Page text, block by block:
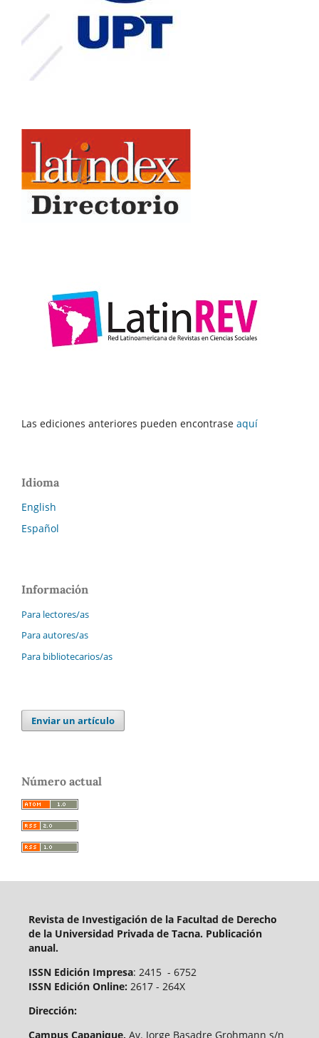
Las ediciones anteriores pueden encontrase aquí
Idioma
English
Español
Información
Para lectores/as
Para autores/as
Para bibliotecarios/as
Enviar un artículo
Número actual
Revista de Investigación de la Facultad de Derecho
de la Universidad Privada de Tacna. Publicación
anual.
ISSN Edición Impresa: 2415 - 6752
ISSN Edición Online: 2617 - 264X
Dirección:
Campus Capanique, Av. Jorge Basadre Grohmann s/n